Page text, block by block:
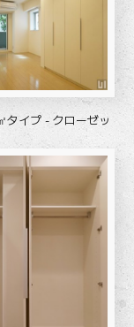
イプ - クローゼッ